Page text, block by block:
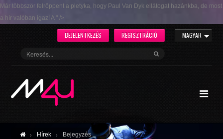
Már többször felröppent a pletyka, hogy Paul Van Dyk ellátogat hazánkba, de most
a hír valóban igaz! A " />
MAGYAR
REGISZTRÁCIÓ
BEJELENTKEZÉS
Hírek Bejegyzés